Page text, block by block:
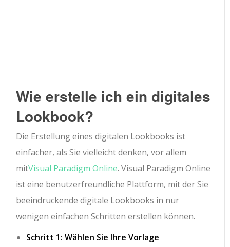
Wie erstelle ich ein digitales
Lookbook?
Die Erstellung eines digitalen Lookbooks ist
einfacher, als Sie vielleicht denken, vor allem
mitVisual Paradigm Online. Visual Paradigm Online
ist eine benutzerfreundliche Plattform, mit der Sie
beeindruckende digitale Lookbooks in nur
wenigen einfachen Schritten erstellen können.
Schritt 1: Wählen Sie Ihre Vorlage